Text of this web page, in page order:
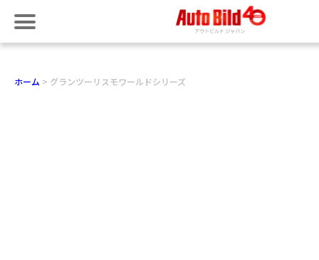
ホーム グランツーリスモワールドシリーズ